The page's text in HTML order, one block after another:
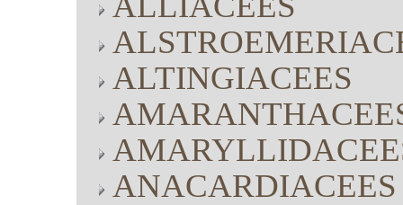
ALTINGIACEES
ANACARDIACEES